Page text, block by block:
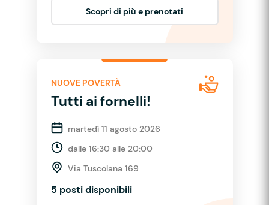
Scopri di più e prenotati
NUOVE POVERTÀ
Tutti ai fornelli!
martedì 11 agosto 2026
dalle 16:30 alle 20:00
Via Tuscolana 169
5 posti disponibili